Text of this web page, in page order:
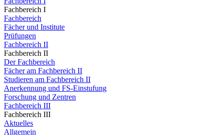
Fachbereich I
Fachbereich
Fächer und Institute
Prüfungen
Fachbereich II
Fachbereich II
Der Fachbereich
Fächer am Fachbereich II
Studieren am Fachbereich II
Anerkennung und FS-Einstufung
Forschung und Zentren
Fachbereich III
Fachbereich III
Aktuelles
Allgemein